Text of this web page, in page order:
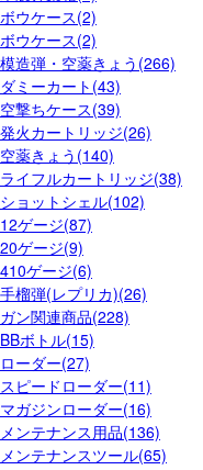
ボウケース(2)
ボウケース(2)
模造弾・空薬きょう(266)
ダミーカート(43)
空撃ちケース(39)
発火カートリッジ(26)
空薬きょう(140)
ライフルカートリッジ(38)
ショットシェル(102)
12ゲージ(87)
20ゲージ(9)
410ゲージ(6)
手榴弾(レプリカ)(26)
ガン関連商品(228)
BBボトル(15)
ローダー(27)
スピードローダー(11)
マガジンローダー(16)
メンテナンス用品(136)
メンテナンスツール(65)